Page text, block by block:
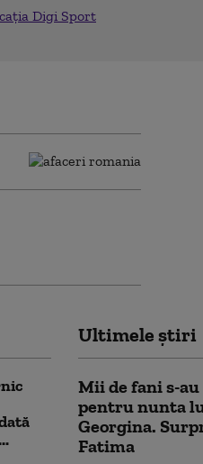
Digi Sport
Ultimele știri
Mii de fani s-
pentru nunta
Georgina.
Fatima